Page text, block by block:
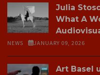
Julia
What A
NEWS JANUARY 09, 2026
Art Basel